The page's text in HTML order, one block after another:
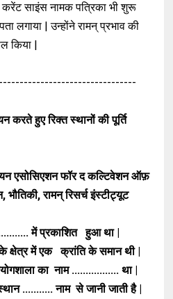
साइंस नामक पत्रिका भी शुरू
लगाया | उन्होंने रामन् प्रभाव की
किया |
करते हुए रिक्त स्थानों की पूर्ति
एसोसिएशन फॉर द कल्टिवेशन ऑफ़
रामन् रिसर्च इंस्टीट्यूट
में प्रकाशित हुआ था |
क्षेत्र में एक क्रांति के समान थी |
का नाम ................. था |
........... नाम से जानी जाती है |